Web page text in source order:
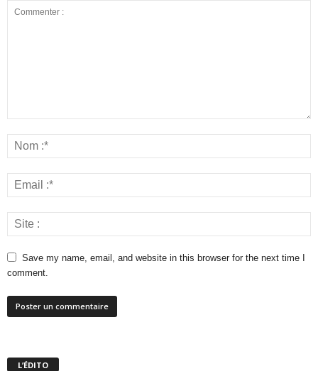
Save my name, email, and website in this browser for the next time I
comment.
L’ÉDITO